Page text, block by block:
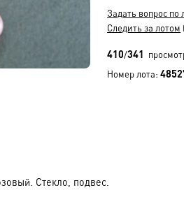
Задать вопрос по
Следить за лотом
410/341
Номер лота:
Стекло, подвес.